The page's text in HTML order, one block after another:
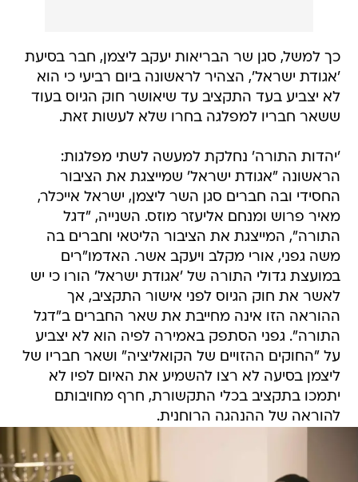
כך למשל, סגן שר הבריאות יעקב ליצמן, חבר בסיעת
'אגודת ישראל', הצהיר לראשונה ביום רביעי כי הוא
לא יצביע בעד התקציב עד שיאושר חוק הגיוס בעוד
ששאר חבריו למפלגה בחרו שלא לעשות זאת.
'יהדות התורה' נחלקת למעשה לשתי מפלגות:
הראשונה "אגודת ישראל' שמייצגת את הציבור
החסידי ובה חברים סגן השר ליצמן, ישראל אייכלר,
מאיר פרוש ומנחם אליעזר מוזס. השנייה, "דגל
התורה", המייצגת את הציבור הליטאי וחברים בה
משה גפני, אורי מקלב ויעקב אשר. האדמו"רים
במועצת גדולי התורה של 'אגודת ישראל' הורו כי יש
לאשר את חוק הגיוס לפני אישור התקציב, אך
ההוראה הזו אינה מחייבת את שאר החברים ב"דגל
התורה". גפני הסתפק באמירה לפיה הוא לא יצביע
על "החוקים ההזויים של הקואליציה" ושאר חבריו של
ליצמן בסיעה לא רצו להשמיע את האיום לפיו לא
יתמכו בתקציב בכלי התקשורת, חרף מחויבותם
להוראה של ההנהגה הרוחנית.